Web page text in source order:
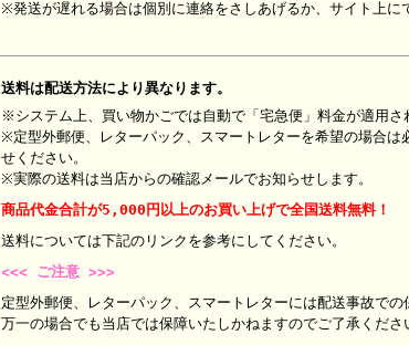
※発送が遅れる場合は個別に連絡をさしあげるか、サイト上に
送料は配送方法により異なります。
※システム上、買い物かごでは自動で「宅急便」料金が適用さ
※定型外郵便、レターパック、スマートレターを希望の場合は
せください。
※実際の送料は当店からの確認メールでお知らせします。
商品代金合計が5,000円以上のお買い上げで全国送料無料！
送料については下記のリンクを参考にしてください。
<<< ご注意 >>>
定型外郵便、レターパック、スマートレターには配送事故での
万一の場合でも当店では保障いたしかねますのでご了承くださ